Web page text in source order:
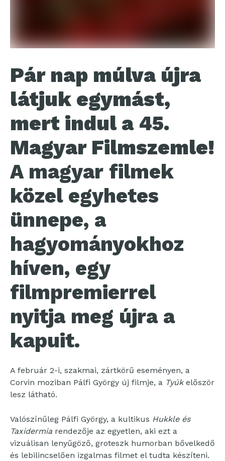
Pár nap múlva újra
látjuk egymást,
mert indul a 45.
Magyar Filmszemle!
A magyar filmek
közel egyhetes
ünnepe, a
hagyományokhoz
híven, egy
filmpremierrel
nyitja meg újra a
kapuit.
A február 2-i, szakmai, zártkörű eseményen, a
Corvin moziban Pálfi György új filmje, a Tyúk először
lesz látható.
Valószínűleg Pálfi György, a kultikus Hukkle és
Taxidermia rendezője az egyetlen, aki ezt a
vizuálisan lenyűgöző, groteszk humorban bővelkedő
és lebilincselően izgalmas filmet el tudta készíteni.